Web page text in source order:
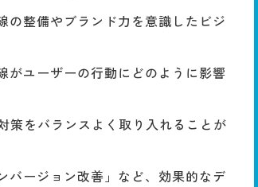
の整備やブランド力を意識したビジ
がユーザーの行動にどのように影響
策をバランスよく取り入れることが
バージョン改善」など、効果的なデ